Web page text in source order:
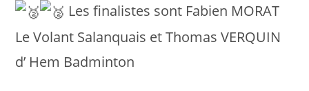
Les finalistes sont Fabien MORAT
Le Volant Salanquais et Thomas VERQUIN
d’ Hem Badminton